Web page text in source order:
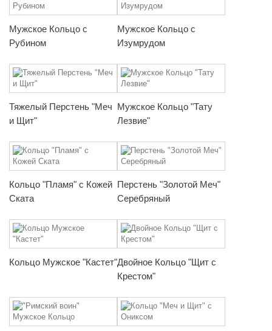
Мужское Кольцо с
Рубином
Мужское Кольцо с
Изумрудом
Тяжелый Перстень "Меч
и Щит"
Мужское Кольцо "Тату
Лезвие"
Кольцо "Пламя" с Кожей
Ската
Перстень "Золотой Меч"
Серебряный
Кольцо Мужское "Кастет"Двойное Кольцо "Щит с
Крестом"